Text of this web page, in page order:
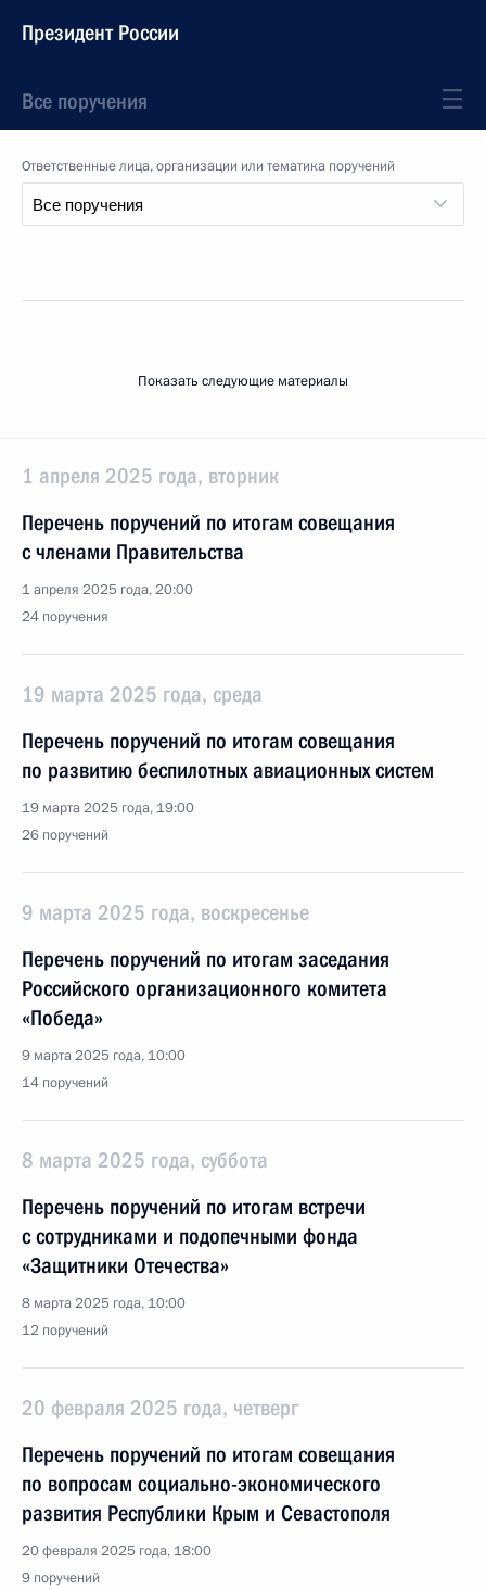
Президент России
Все поручения
Ответственные лица, организации или тематика поручений
Показать следующие материалы
1 апреля 2025 года, вторник
Перечень поручений по итогам совещания
с членами Правительства
1 апреля 2025 года, 20:00
24 поручения
19 марта 2025 года, среда
Перечень поручений по итогам совещания
по развитию беспилотных авиационных систем
19 марта 2025 года, 19:00
26 поручений
9 марта 2025 года, воскресенье
Перечень поручений по итогам заседания
Российского организационного комитета
«Победа»
9 марта 2025 года, 10:00
14 поручений
8 марта 2025 года, суббота
Перечень поручений по итогам встречи
с сотрудниками и подопечными фонда
«Защитники Отечества»
8 марта 2025 года, 10:00
12 поручений
20 февраля 2025 года, четверг
Перечень поручений по итогам совещания
по вопросам социально-экономического
развития Республики Крым и Севастополя
20 февраля 2025 года, 18:00
9 поручений